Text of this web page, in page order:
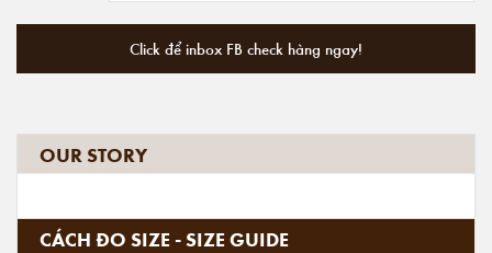
Click để inbox FB check hàng ngay!
OUR STORY
CÁCH ĐO SIZE - SIZE GUIDE